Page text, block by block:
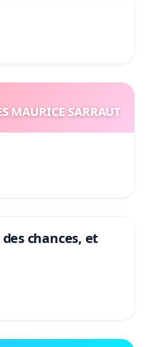
MAURICE SARRAUT
chances, et